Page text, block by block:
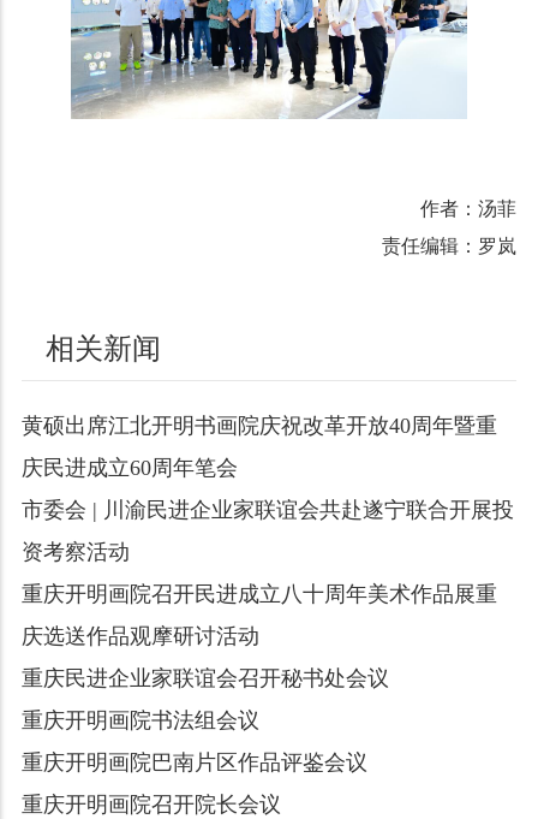
作者：汤菲
责任编辑：罗岚
相关新闻
黄硕出席江北开明书画院庆祝改革开放40周年暨重
庆民进成立60周年笔会
市委会 | 川渝民进企业家联谊会共赴遂宁联合开展投
资考察活动
重庆开明画院召开民进成立八十周年美术作品展重
庆选送作品观摩研讨活动
重庆民进企业家联谊会召开秘书处会议
重庆开明画院书法组会议
重庆开明画院巴南片区作品评鉴会议
重庆开明画院召开院长会议